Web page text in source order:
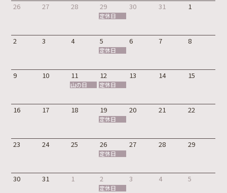
26
27 28 29
定休日
30 31 1
2 3 4 5
定休日
6 7 8
9 10 11
山の日
12
定休日
13 14 15
16 17 18 19
定休日
20 21 22
23 24 25 26
定休日
27 28 29
30 31 1 2
定休日
3 4 5